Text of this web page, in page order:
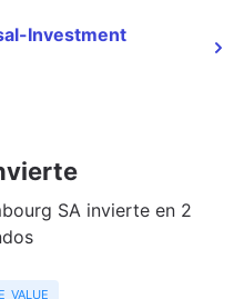
Investment
SA invierte en 2
value